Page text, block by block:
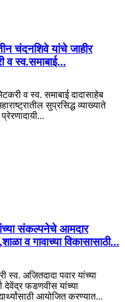
चंदनशिवे यांचे जाहीर
व स्व.समाबाई...
व स्व. समाबाई दादासाहेब
सुप्रसिद्ध व्याख्याते
संकल्पनेचे आमदार
व गावाच्या विकासासाठी...
स्व. अजितदादा पवार यांच्या
देवेंद्र फडणवीस यांच्या
आयोजित करण्यात...